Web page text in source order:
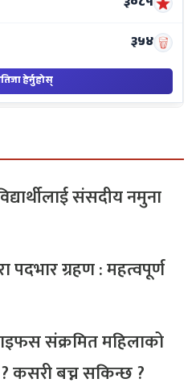
संसदीय नमुना
पदभार ग्रहण : महत्वपूर्ण
संक्रमित महिलाको
कसरी बच्न सकिन्छ ?